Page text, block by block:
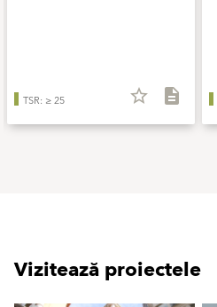
TSR: ≥ 25 star_border description
Vizitează proiectele